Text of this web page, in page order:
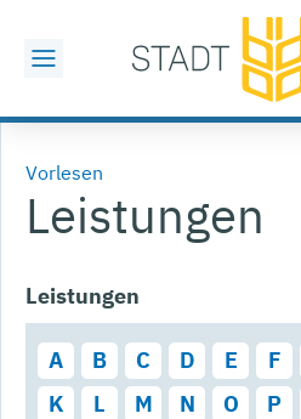
Vorlesen
Leistungen
Leistungen
A B C D E F
K
L M N O P